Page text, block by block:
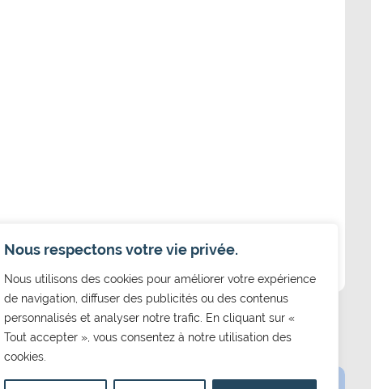
Nous respectons votre vie privée.
Nous utilisons des cookies pour améliorer votre expérience
de navigation, diffuser des publicités ou des contenus
personnalisés et analyser notre trafic. En cliquant sur «
Tout accepter », vous consentez à notre utilisation des
cookies.